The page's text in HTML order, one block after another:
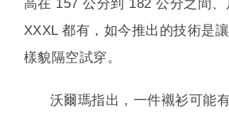
高在 157 公分到 182 公分之間、
XXXL 都有，如今推出的技術是
樣貌隔空試穿。
沃爾瑪指出，一件襯衫可能